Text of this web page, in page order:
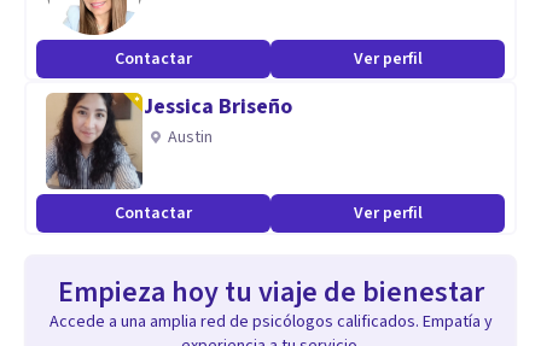
Contactar Ver perfil
Jessica Briseño
Austin
Contactar Ver perfil
Empieza hoy tu viaje de bienestar
Accede a una amplia red de psicólogos calificados. Empatía y